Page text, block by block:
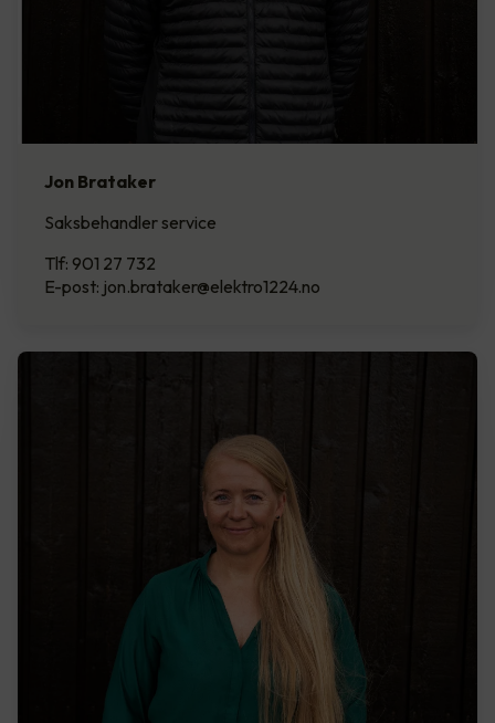
Jon Brataker
Saksbehandler service
Tlf: 901 27 732
E-post: jon.brataker@elektro1224.no